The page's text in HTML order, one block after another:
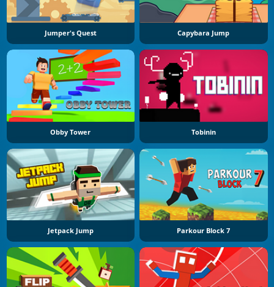
Jumper's Quest Capybara Jump
Obby Tower Tobinin
Jetpack Jump Parkour Block 7